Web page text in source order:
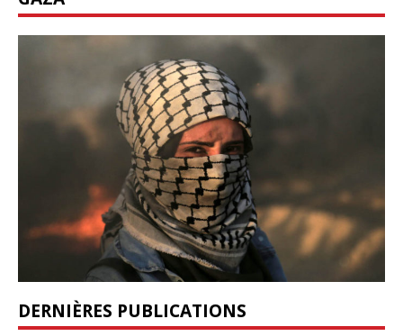
DERNIÈRES PUBLICATIONS